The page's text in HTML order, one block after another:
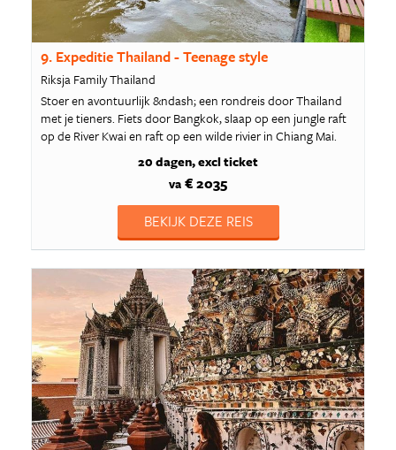
9. Expeditie Thailand - Teenage style
Riksja Family Thailand
Stoer en avontuurlijk &ndash; een rondreis door Thailand
met je tieners. Fiets door Bangkok, slaap op een jungle raft
op de River Kwai en raft op een wilde rivier in Chiang Mai.
20 dagen excl ticket
va € 2035
BEKIJK DEZE REIS